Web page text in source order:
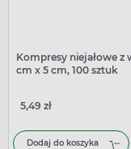
Kompresy niejałowe z
cm x 5 cm, 100 sztuk
5,49 zł
Dodaj do koszyka